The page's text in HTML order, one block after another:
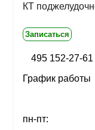
КТ
Записаться
495 152-27-61
График работы
пн-пт: